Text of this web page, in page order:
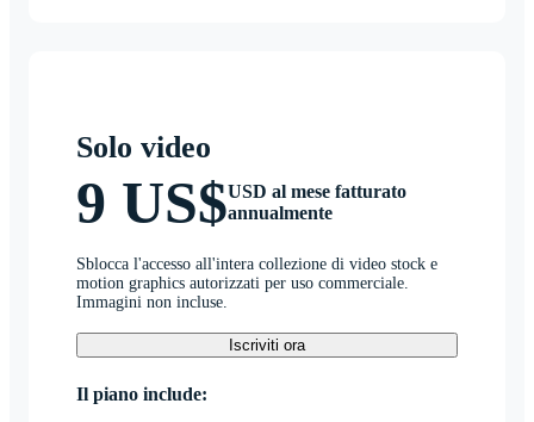
Solo video
9 US$USD al mese fatturato
annualmente
Sblocca l'accesso all'intera collezione di video stock e
motion graphics autorizzati per uso commerciale.
Immagini non incluse.
Iscriviti ora
Il piano include: